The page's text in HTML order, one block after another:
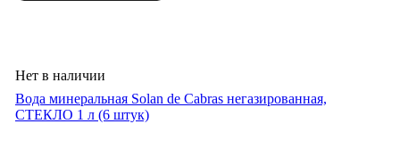
Нет в наличии
Вода минеральная Solan de Cabras негазированная,
СТЕКЛО 1 л (6 штук)